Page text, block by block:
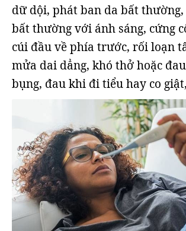
dữ dội, phát ban da bất
bất thường với ánh sáng, cứng
cúi đầu về phía trước, rối loạn
mửa dai dẳng, khó thở hoặc
bụng, đau khi đi tiểu hay co